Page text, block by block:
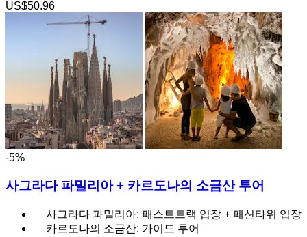
US$50.96
-5%
사그라다 파밀리아 + 카르도나의 소금산 투어
사그라다 파밀리아: 패스트트랙 입장 + 패션타워 입장
카르도나의 소금산: 가이드 투어